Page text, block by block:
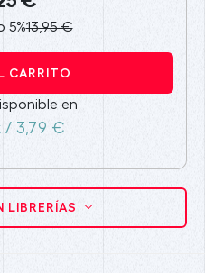
5%13,95 €
CARRITO
en
/ 3,79 €
LIBRERÍAS